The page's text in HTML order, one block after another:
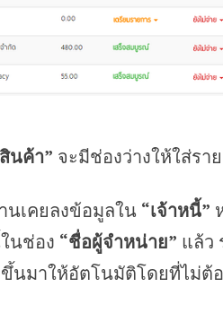
นค้า” จะมีช่องว่างให้ใส่รา
นเคยลงข้อมูลใน “เจ้าหนี้”
นช่อง “ชื่อผู้จำหน่าย” แล้ว
นมาให้อัตโนมัติโดยที่ไม่ต้